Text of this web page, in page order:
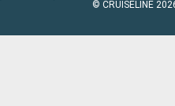
© CRUISELINE